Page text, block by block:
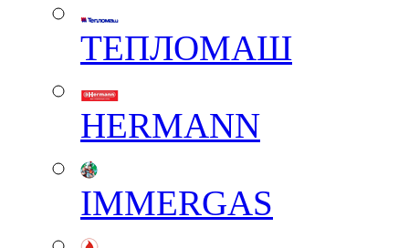
ТЕПЛОМАШ
HERMANN
IMMERGAS